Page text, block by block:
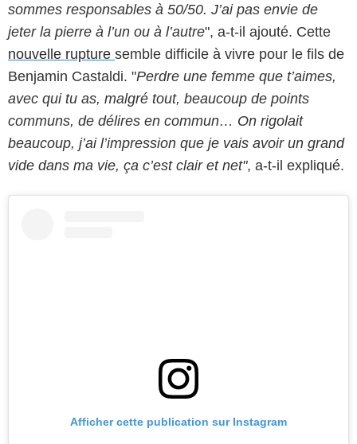
sommes responsables à 50/50. J’ai pas envie de
jeter la pierre à l’un ou à l’autre", a-t-il ajouté. Cette
nouvelle rupture semble difficile à vivre pour le fils de
Benjamin Castaldi. "Perdre une femme que t’aimes,
avec qui tu as, malgré tout, beaucoup de points
communs, de délires en commun… On rigolait
beaucoup, j’ai l’impression que je vais avoir un grand
vide dans ma vie, ça c’est clair et net", a-t-il expliqué.
Afficher cette publication sur Instagram